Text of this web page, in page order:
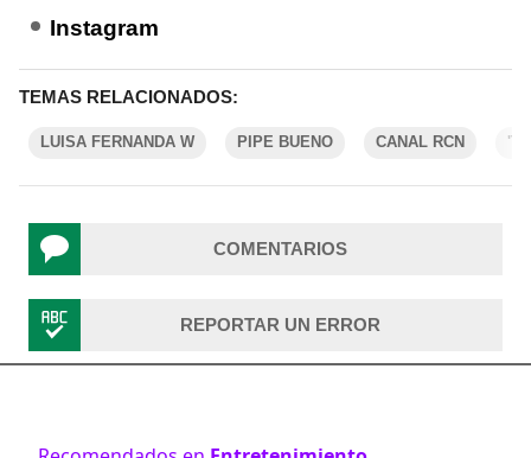
Instagram
TEMAS RELACIONADOS:
LUISA FERNANDA W PIPE BUENO CANAL RCN
COMENTARIOS
REPORTAR UN ERROR